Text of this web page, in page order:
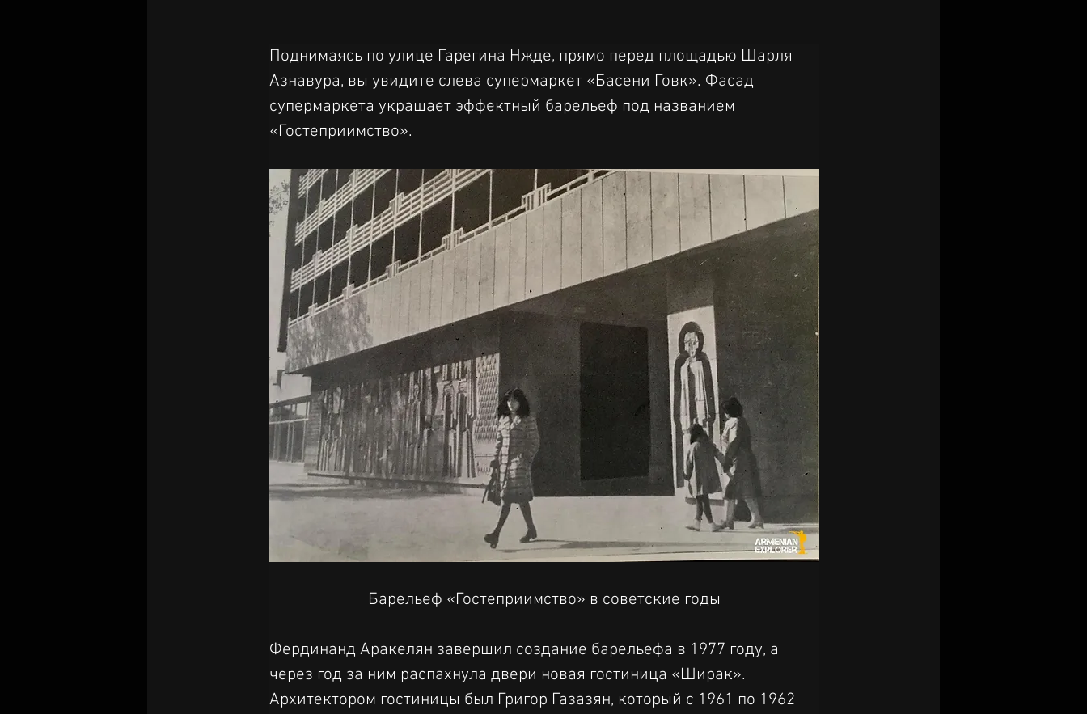
Поднимаясь по улице Гарегина Нжде, прямо перед площадью Шарля
Азнавура, вы увидите слева супермаркет «Басени Говк». Фасад
супермаркета украшает эффектный барельеф под названием
«Гостеприимство».
Барельеф «Гостеприимство» в советские годы
Фердинанд Аракелян завершил создание барельефа в 1977 году, а
через год за ним распахнула двери новая гостиница «Ширак».
Архитектором гостиницы был Григор Газазян, который с 1961 по 1962